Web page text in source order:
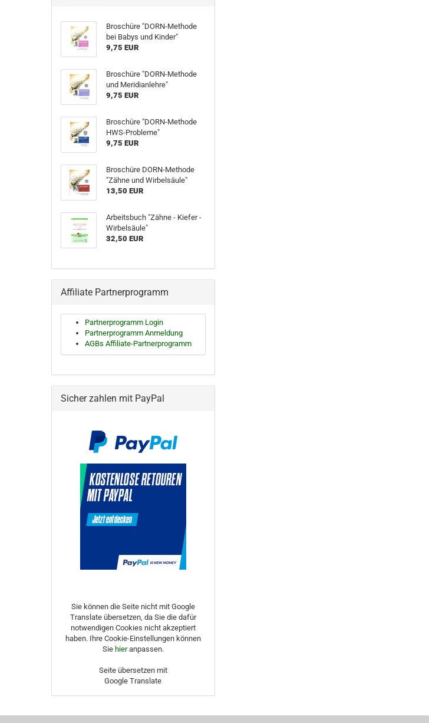
Broschüre "DORN-Methode
bei Babys und Kinder"
9,75 EUR
Broschüre "DORN-Methode
und Meridianlehre"
9,75 EUR
Broschüre "DORN-Methode
HWS-Probleme"
9,75 EUR
Broschüre DORN-Methode
"Zähne und Wirbelsäule"
13,50 EUR
Arbeitsbuch "Zähne - Kiefer -
Wirbelsäule"
32,50 EUR
Affiliate Partnerprogramm
Partnerprogramm Login
Partnerprogramm Anmeldung
AGBs Affiliate-Partnerprogramm
Sicher zahlen mit PayPal
Sie können die Seite nicht mit Google
Translate übersetzen, da Sie die dafür
notwendigen Cookies nicht akzeptiert
haben. Ihre Cookie-Einstellungen können
Sie hieranpassen.
Seite übersetzen mit
Google Translate